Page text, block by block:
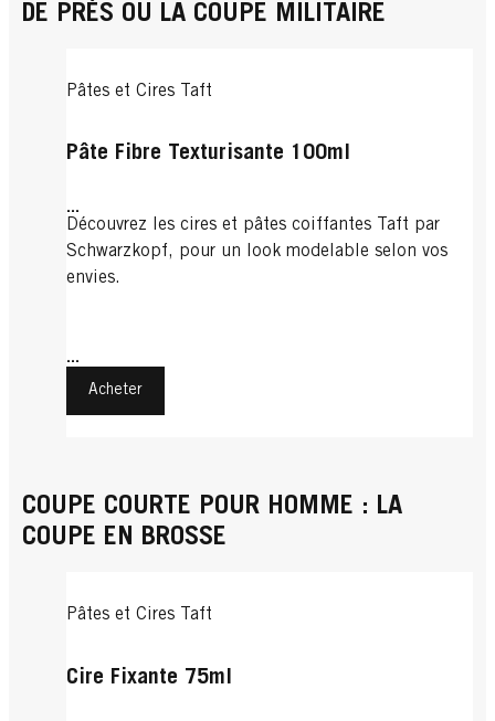
DE PRÈS OU LA COUPE MILITAIRE
Pâtes et Cires Taft
Pâte Fibre Texturisante 100ml
...
Découvrez les cires et pâtes coiffantes Taft par
Schwarzkopf, pour un look modelable selon vos
envies.
...
Acheter
COUPE COURTE POUR HOMME : LA
COUPE EN BROSSE
Pâtes et Cires Taft
Cire Fixante 75ml